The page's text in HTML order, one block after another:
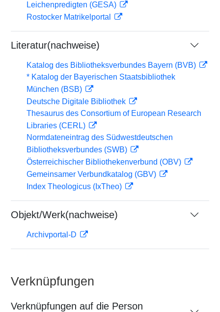
Leichenpredigten (GESA)
Rostocker Matrikelportal
Literatur(nachweise)
Katalog des Bibliotheksverbundes Bayern (BVB)
* Katalog der Bayerischen Staatsbibliothek
München (BSB)
Deutsche Digitale Bibliothek
Thesaurus des Consortium of European Research
Libraries (CERL)
Normdateneintrag des Südwestdeutschen
Bibliotheksverbundes (SWB)
Österreichischer Bibliothekenverbund (OBV)
Gemeinsamer Verbundkatalog (GBV)
Index Theologicus (IxTheo)
Objekt/Werk(nachweise)
Archivportal-D
Verknüpfungen
Verknüpfungen auf die Person